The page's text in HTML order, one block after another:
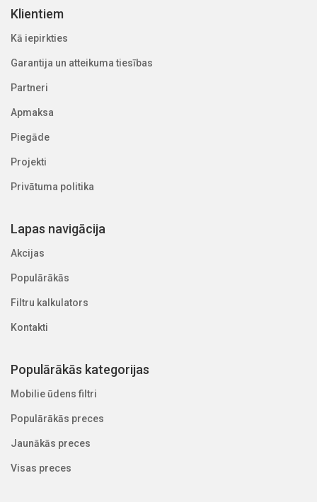
Klientiem
Kā iepirkties
Garantija un atteikuma tiesības
Partneri
Apmaksa
Piegāde
Projekti
Privātuma politika
Lapas navigācija
Akcijas
Populārākās
Filtru kalkulators
Kontakti
Populārākās kategorijas
Mobilie ūdens filtri
Populārākās preces
Jaunākās preces
Visas preces